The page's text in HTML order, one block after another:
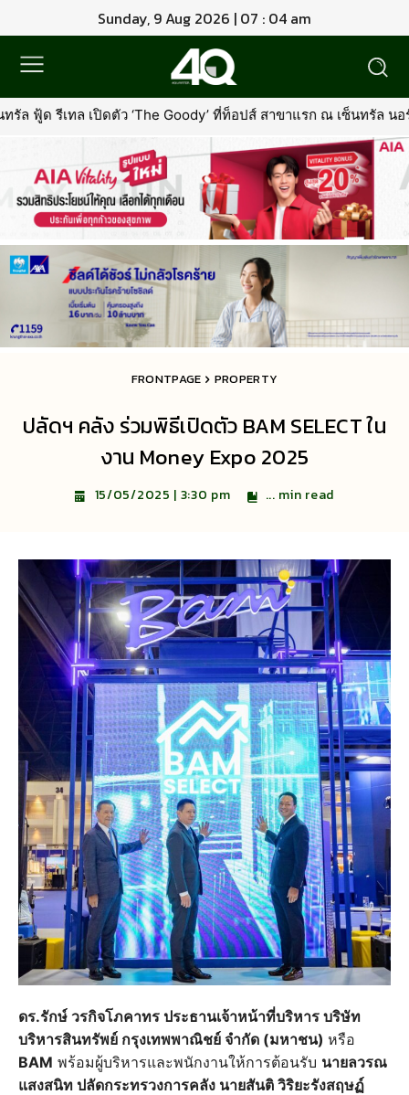
Sunday, 9 Aug 2026 | 07 : 04 am
Goody’ ที่ท็อปส์ สาขาแรก ณ เซ็นทรัล นอร์ทวิลล์พร้อมรุกตลาด
FRONTPAGE PROPERTY
ปลัดฯ คลัง ร่วมพิธีเปิดตัว BAM SELECT ใน
งาน Money Expo 2025
15/05/2025 | 3:30 pm ... min read
ดร.รักษ์ วรกิจโภคาทร ประธานเจ้าหน้าที่บริหาร บริษัท
บริหารสินทรัพย์ กรุงเทพพาณิชย์ จำกัด (มหาชน) หรือ
BAM พร้อมผู้บริหารและพนักงานให้การต้อนรับ นายลวรณ
แสงสนิท ปลัดกระทรวงการคลัง นายสันติ วิริยะรังสฤษฏ์